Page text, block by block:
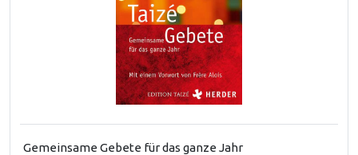
Gemeinsame Gebete für das ganze Jahr